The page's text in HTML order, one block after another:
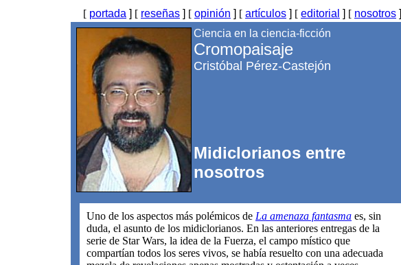
[ portada ] [ reseñas ] [ opinión ] [ artículos ] [ editorial ] [ nosotros ]
Ciencia en la ciencia-ficción
Cromopaisaje
Cristóbal Pérez-Castejón
Midiclorianos entre
nosotros
Uno de los aspectos más polémicos de La amenaza fantasma es, sin
duda, el asunto de los midiclorianos. En las anteriores entregas de la
serie de Star Wars, la idea de la Fuerza, el campo místico que
compartían todos los seres vivos, se había resuelto con una adecuada